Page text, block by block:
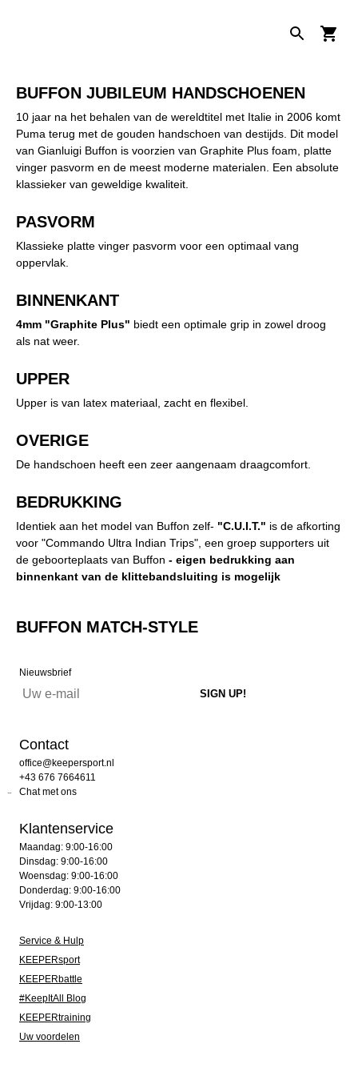
BUFFON JUBILEUM HANDSCHOENEN
10 jaar na het behalen van de wereldtitel met Italie in 2006 komt
Puma terug met de gouden handschoen van destijds. Dit model
van Gianluigi Buffon is voorzien van Graphite Plus foam, platte
vinger pasvorm en de meest moderne materialen. Een absolute
klassieker van geweldige kwaliteit.
PASVORM
Klassieke platte vinger pasvorm voor een optimaal vang
oppervlak.
BINNENKANT
4mm "Graphite Plus" biedt een optimale grip in zowel droog
als nat weer.
UPPER
Upper is van latex materiaal, zacht en flexibel.
OVERIGE
De handschoen heeft een zeer aangenaam draagcomfort.
BEDRUKKING
Identiek aan het model van Buffon zelf- "C.U.I.T." is de afkorting
voor "Commando Ultra Indian Trips", een groep supporters uit
de geboorteplaats van Buffon - eigen bedrukking aan
binnenkant van de klittebandsluiting is mogelijk
BUFFON MATCH-STYLE
Nieuwsbrief
Contact
office@keepersport.nl
+43 676 7664611
Chat met ons
Klantenservice
Maandag: 9:00-16:00
Dinsdag: 9:00-16:00
Woensdag: 9:00-16:00
Donderdag: 9:00-16:00
Vrijdag: 9:00-13:00
Service & Hulp
KEEPERsport
KEEPERbattle
#KeepItAll Blog
KEEPERtraining
Uw voordelen